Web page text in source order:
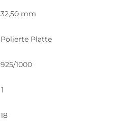
32,50 mm
Polierte Platte
925/1000
1
18